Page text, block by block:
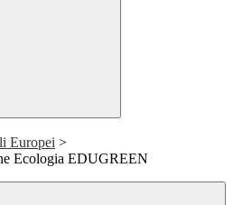
Europei >
Ecologia EDUGREEN